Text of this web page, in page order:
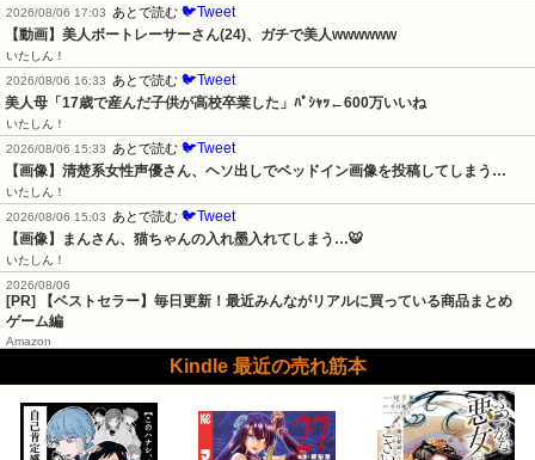
2026/08/06 17:03
あとで読む 🐦Tweet
【動画】美人ボートレーサーさん(24)、ガチで美人wwwwww
いたしん！
2026/08/06 16:33
あとで読む 🐦Tweet
美人母「17歳で産んだ子供が高校卒業した」ﾊﾟｼｬｯ←600万いいね
いたしん！
2026/08/06 15:33
あとで読む 🐦Tweet
【画像】清楚系女性声優さん、ヘソ出しでベッドイン画像を投稿してしまう…
いたしん！
2026/08/06 15:03
あとで読む 🐦Tweet
【画像】まんさん、猫ちゃんの入れ墨入れてしまう…🐯
いたしん！
2026/08/06
[PR] 【ベストセラー】毎日更新！最近みんながリアルに買っている商品まとめ
ゲーム編
Amazon
Kindle 最近の売れ筋本